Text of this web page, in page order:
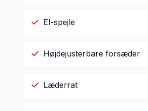
El-spejle
Højdejusterbare forsæder
Læderrat